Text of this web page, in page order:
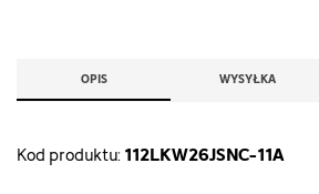
OPIS WYSYŁKA
Kod produktu:112LKW26JSNC-11A